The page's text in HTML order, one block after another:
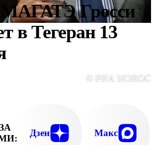
МАГАТЭ Гросси
в Тегеран 13
© РИА
Дзен Макс